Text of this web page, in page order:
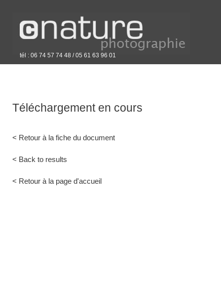
tél : 06 74 57 74 48 / 05 61 63 96 01
Téléchargement en cours
< Retour à la fiche du document
< Back to results
< Retour à la page d'accueil